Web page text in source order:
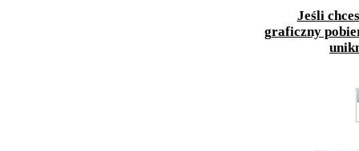
Jeśli
graficzny